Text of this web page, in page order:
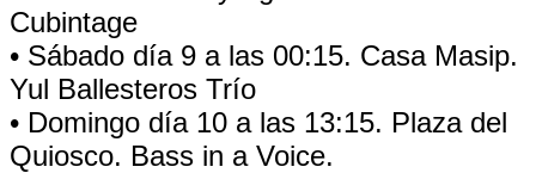
Cubintage
• Sábado día 9 a las 00:15. Casa Masip.
Yul Ballesteros Trío
• Domingo día 10 a las 13:15. Plaza del
Quiosco. Bass in a Voice.